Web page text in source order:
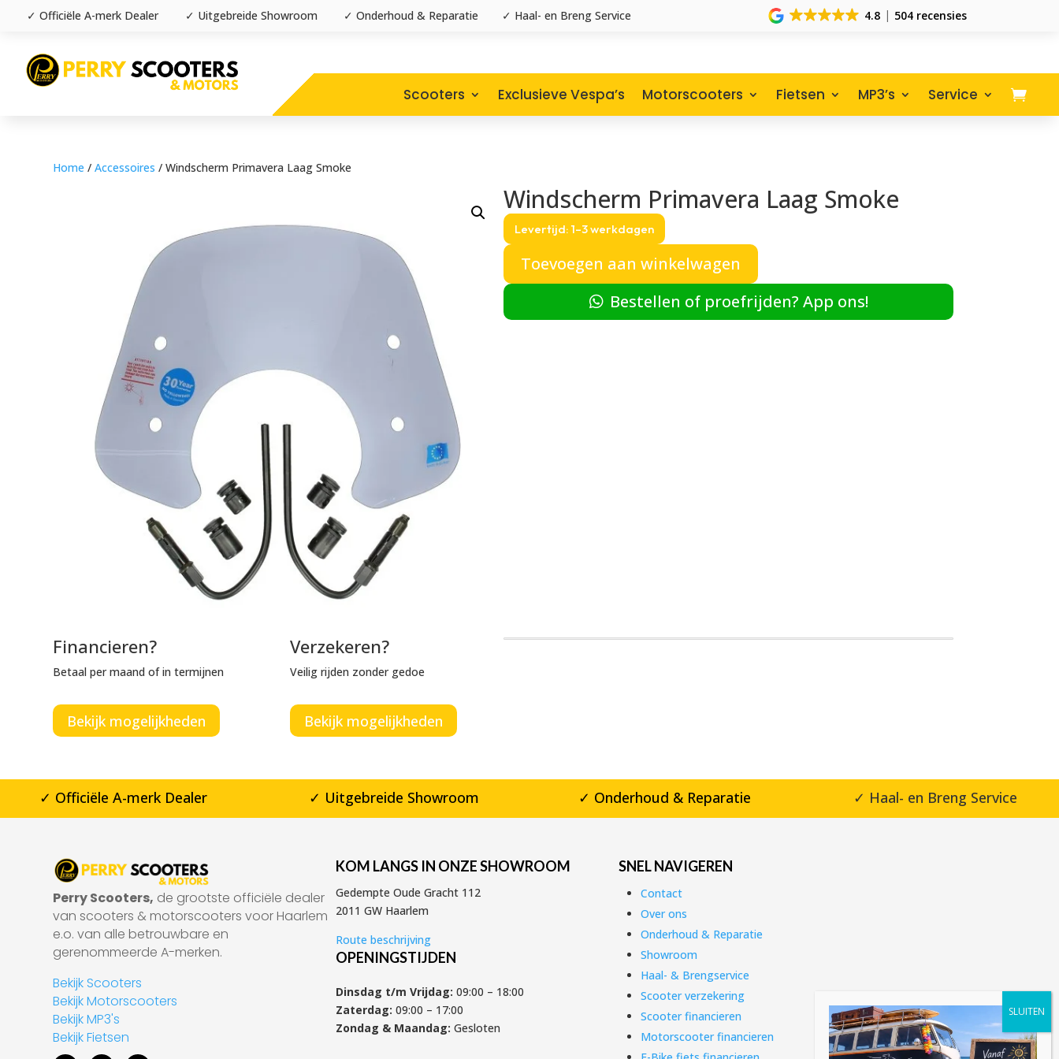
✓ Officiële A-merk Dealer ✓ Uitgebreide Showroom ✓ Onderhoud & Reparatie ✓ Haal- en Breng Service 4.8 504 recensies
Scooters Exclusieve Vespa’s Motorscooters Fietsen MP3’s Service
Home /Accessoires / Windscherm Primavera Laag Smoke
Windscherm Primavera Laag Smoke
€125,00
Levertijd: 1–3 werkdagen
Toevoegen aan winkelwagen
Bestellen of proefrijden? App ons!
Financieren?
Betaal per maand of in termijnen
Verzekeren?
Veilig rijden zonder gedoe
Bekijk mogelijkheden Bekijk mogelijkheden
✓ Officiële A-merk Dealer ✓ Uitgebreide Showroom ✓ Onderhoud & Reparatie ✓ Haal- en Breng Service
Perry Scooters, de grootste officiële dealer
van scooters & motorscooters voor Haarlem
e.o. van alle betrouwbare en
gerenommeerde A-merken.
Bekijk Scooters
Bekijk Motorscooters
Bekijk MP3's
Bekijk Fietsen
KOM LANGS IN ONZE SHOWROOM
Gedempte Oude Gracht 112
2011 GW Haarlem
Route beschrijving
OPENINGSTIJDEN
Dinsdag t/m Vrijdag: 09:00 – 18:00
Zaterdag: 09:00 – 17:00
Zondag & Maandag: Gesloten
SNEL NAVIGEREN
Contact
Over ons
Onderhoud & Reparatie
Showroom
Haal- & Brengservice
Scooter verzekering
Scooter financieren
Motorscooter financieren